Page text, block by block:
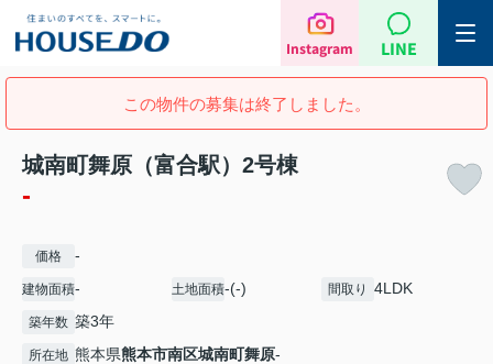
Instagram LINE
この物件の募集は終了しました。
城南町舞原（富合駅）2号棟
-
価格 -
建物面積- 土地面積-(-) 間取り 4LDK
築年数 築3年
所在地 熊本県熊本市南区城南町舞原-